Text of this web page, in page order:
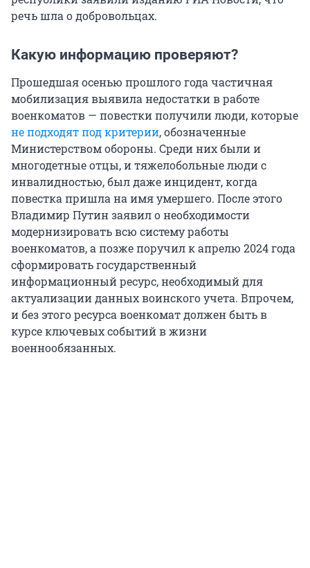
речь шла о добровольцах.
Какую информацию проверяют?
Прошедшая осенью прошлого года частичная
мобилизация выявила недостатки в работе
военкоматов — повестки получили люди, которые
не подходят под критерии, обозначенные
Министерством обороны. Среди них были и
многодетные отцы, и тяжелобольные люди с
инвалидностью, был даже инцидент, когда
повестка пришла на имя умершего. После этого
Владимир Путин заявил о необходимости
модернизировать всю систему работы
военкоматов, а позже поручил к апрелю 2024 года
сформировать государственный
информационный ресурс, необходимый для
актуализации данных воинского учета. Впрочем,
и без этого ресурса военкомат должен быть в
курсе ключевых событий в жизни
военнообязанных.